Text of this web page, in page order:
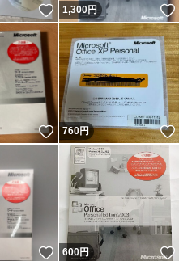
いいね！
1,300円
いいね！
760円
いいね！
600円